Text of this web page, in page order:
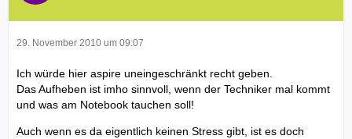
29. November 2010 um 09:07
Ich würde hier aspire uneingeschränkt recht geben.
Das Aufheben ist imho sinnvoll, wenn der Techniker mal kommt
und was am Notebook tauchen soll!
Auch wenn es da eigentlich keinen Stress gibt, ist es doch